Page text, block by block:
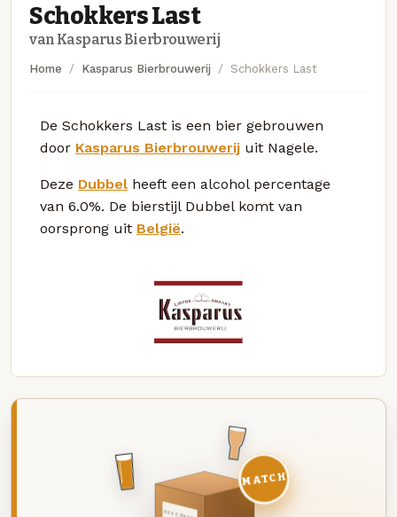
Schokkers Last
van Kasparus Bierbrouwerij
Home Kasparus Bierbrouwerij Schokkers Last
De Schokkers Last is een bier gebrouwen
door Kasparus Bierbrouwerij uit Nagele.
Deze Dubbel heeft een alcohol percentage
van 6.0%. De bierstijl Dubbel komt van
oorsprong uit België.
MATCH